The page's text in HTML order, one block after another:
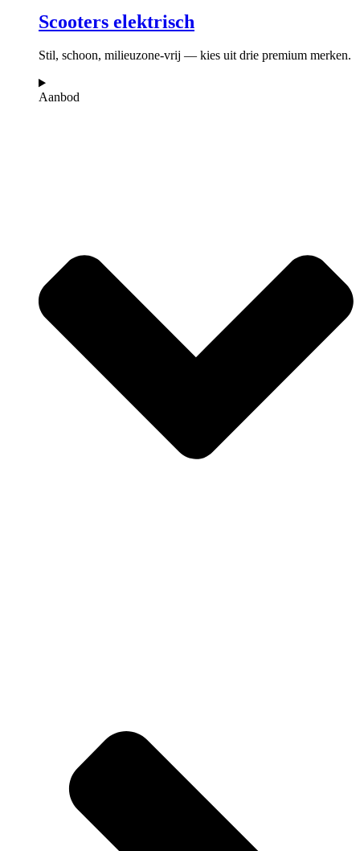
Scooters elektrisch
Stil, schoon, milieuzone-vrij — kies uit drie premium merken.
Aanbod